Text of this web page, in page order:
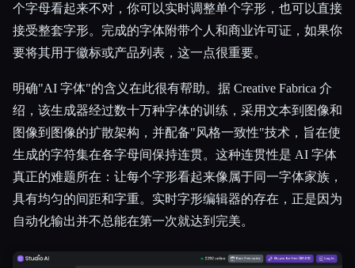
个字母看起来不对，你可以实时调整单个字形，也可以直接
接受整套字形。完成的字体附带个人和商业许可证，如果你
要将其用于徽标或产品列表，这一点很重要。
明确"AI 字体"的含义在此很有帮助。据 Creative Fabrica 介
绍，该生成器经过数十万种字体的训练，采用文本到图像和
图像到图像的扩散架构，并配备"风格一致性"技术，旨在使
生成的字符集在各字母间保持连贯。这种连贯性是 AI 字体
真正的难题所在：让每个字形看起来像属于同一字体家族，
具有均匀的间距和字重。实时字形编辑器的存在，正是因为
自动化输出并不总能在第一次就达到完美。